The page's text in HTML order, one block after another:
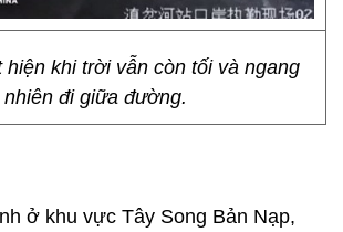
hiện khi trời vẫn còn tối và ngang
nhiên đi giữa đường.
ở khu vực Tây Song Bản Nạp,